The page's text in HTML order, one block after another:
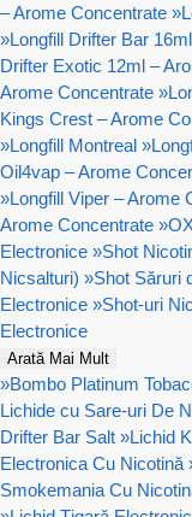
– Arome Concentrate »
»Longfill Drifter Bar
Drifter Exotic 12ml –
Arome Concentrate »
Kings Crest – Arome
»Longfill Montreal »
Oil4vap – Arome
»Longfill Viper – Arome
Arome Concentrate »
Electronice »Shot
Nicsalturi) »Shot Săruri
Electronice »Shot-uri
Electronice
Arată Mai Mult
»Bombo Platinum
Lichide cu Sare-uri De
Drifter Bar Salt »Lichid
Electronica Cu Nicotină
Smokemania Cu